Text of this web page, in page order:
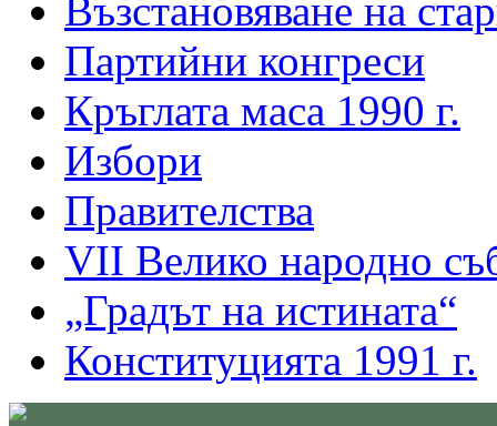
Възстановяване на
Партийни конгреси
Кръглата маса 1990 г.
Избори
Правителства
VІІ Велико народно
„Градът на истината“
Конституцията 1991 г.